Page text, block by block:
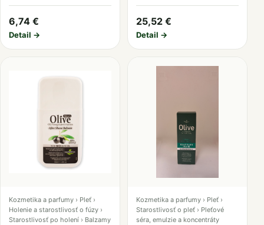
6,74 €
Detail →
25,52 €
Detail →
Kozmetika a parfumy › Pleť ›
Holenie a starostlivosť o fúzy ›
Starostlivosť po holení › Balzamy
Kozmetika a parfumy › Pleť ›
Starostlivosť o pleť › Pleťové
séra, emulzie a koncentráty